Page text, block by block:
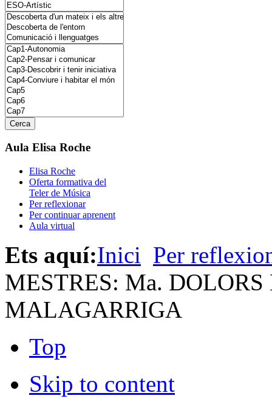
Aula Elisa Roche
Elisa Roche
Oferta formativa del
Teler de Música
Per reflexionar
Per continuar aprenent
Aula virtual
Ets aquí:Inici Per
MESTRES: Ma.
MALAGARRIGA
Top
Skip to content